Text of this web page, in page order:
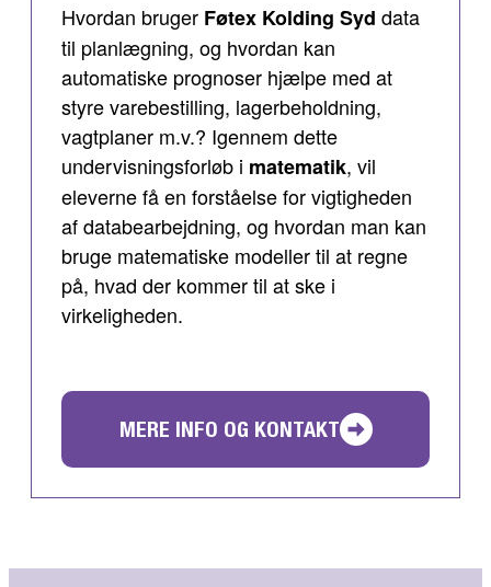
Hvordan bruger Føtex Kolding Syd data
til planlægning, og hvordan kan
automatiske prognoser hjælpe med at
styre varebestilling, lagerbeholdning,
vagtplaner m.v.? Igennem dette
undervisningsforløb i matematik, vil
eleverne få en forståelse for vigtigheden
af databearbejdning, og hvordan man kan
bruge matematiske modeller til at regne
på, hvad der kommer til at ske i
virkeligheden.
MERE INFO OG KONTAKT